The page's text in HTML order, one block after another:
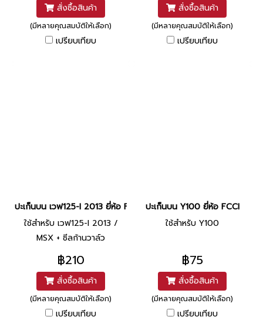
สั่งซื้อสินค้า
(มีหลายคุณสมบัติให้เลือก)
เปรียบเทียบ
สั่งซื้อสินค้า
(มีหลายคุณสมบัติให้เลือก)
เปรียบเทียบ
ปะเก็นบน เวฟ125-I 2013 ยี่ห้อ FCCI
ใช้สำหรับ เวฟ125-I 2013 /
MSX + ซีลก้านวาล์ว
฿210
สั่งซื้อสินค้า
(มีหลายคุณสมบัติให้เลือก)
เปรียบเทียบ
ปะเก็นบน Y100 ยี่ห้อ FCCI
ใช้สำหรับ Y100
฿75
สั่งซื้อสินค้า
(มีหลายคุณสมบัติให้เลือก)
เปรียบเทียบ